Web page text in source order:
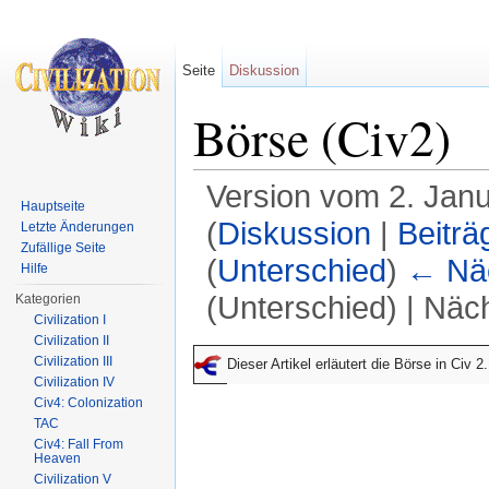
Börse (Civ2)
Version vom 2.
(Diskussion |
(Unterschied) ←
(Unterschied) |
Dieser Artikel erläutert die Börse in Civ
Seite Diskussion
Hauptseite
Letzte Änderungen
Zufällige Seite
Hilfe
Kategorien
Civilization I
Civilization II
Civilization III
Civilization IV
Civ4: Colonization
TAC
Civ4: Fall From
Heaven
Civilization V